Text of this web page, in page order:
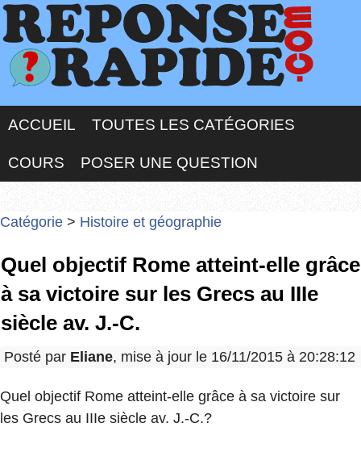
ACCUEIL TOUTES LES CATÉGORIES
COURS POSER UNE QUESTION
Catégorie > Histoire et géographie
Quel objectif Rome atteint-elle grâce
à sa victoire sur les Grecs au IIIe
siècle av. J.-C.
Posté par Eliane, mise à jour le 16/11/2015 à 20:28:12
Quel objectif Rome atteint-elle grâce à sa victoire sur
les Grecs au IIIe siècle av. J.-C.?